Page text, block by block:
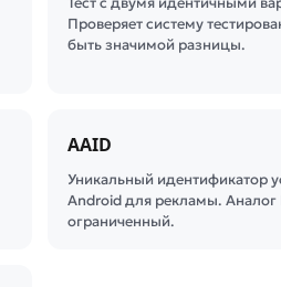
Проверяет систему
быть значимой разницы.
AAID
Уникальный идентификатор
Android для рекламы. Аналог
ограниченный.